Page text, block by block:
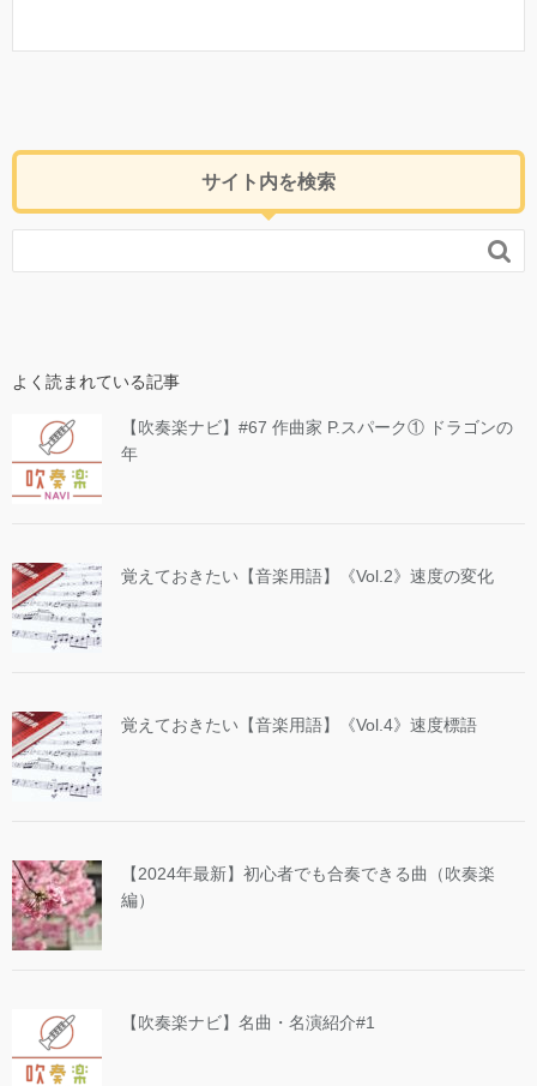
サイト内を検索

よく読まれている記事
【吹奏楽ナビ】#67 作曲家 P.スパーク① ドラゴンの
年
覚えておきたい【音楽用語】《Vol.2》速度の変化
覚えておきたい【音楽用語】《Vol.4》速度標語
【2024年最新】初心者でも合奏できる曲（吹奏楽
編）
【吹奏楽ナビ】名曲・名演紹介#1